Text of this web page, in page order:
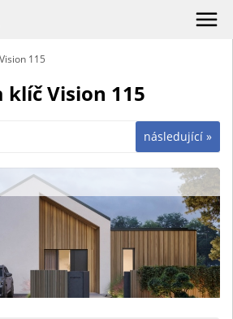
115
klíč Vision 115
následující »